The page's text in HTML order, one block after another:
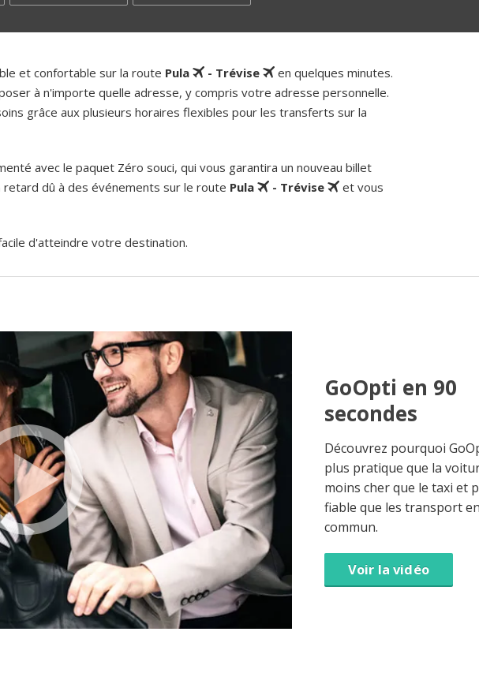
et confortable sur la route Pula - Trévise
en quelques minutes.
à n'importe quelle adresse, y compris votre adresse personnelle.
grâce aux plusieurs horaires flexibles pour les transferts sur la
avec le paquet Zéro souci, qui vous garantira un nouveau billet
dû à des événements sur le route Pula - Trévise
et vous
d'atteindre votre destination.
GoOpti en 90
secondes
Découvrez pourquoi
plus pratique que la
moins cher que le taxi et
fiable que les transport en
commun.
Voir la vidéo